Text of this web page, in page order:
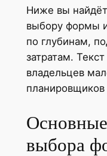
Ниже вы
выбору формы
по глубинам,
затратам.
владельцев
планировщиков
выбора